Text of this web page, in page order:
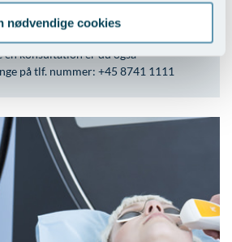
nødvendige cookies
konsultation er du også
på tlf. nummer: +45 8741 1111